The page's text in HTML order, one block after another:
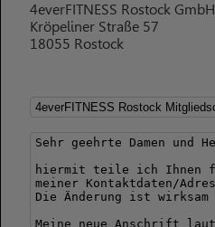
4everFITNESS Rostock GmbH
Kröpeliner Straße 57
18055 Rostock